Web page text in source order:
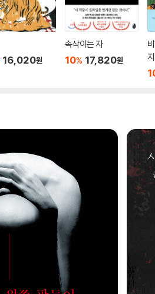
16,020원
속삭이는 자
10% 17,820원
지